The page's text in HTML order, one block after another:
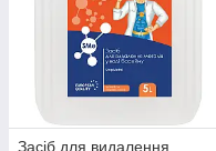
Засіб для видалення